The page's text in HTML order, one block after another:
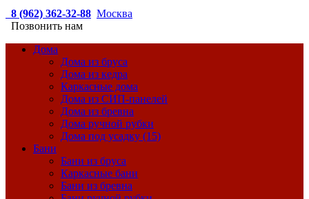
8 (962) 362-32-88 Москва
Позвонить нам
Дома
Дома из бруса
Дома из кедра
Каркасные дома
Дома из СИП-панелей
Дома из бревна
Дома ручной рубки
Дома под усадку (15)
Бани
Бани из бруса
Каркасные бани
Бани из бревна